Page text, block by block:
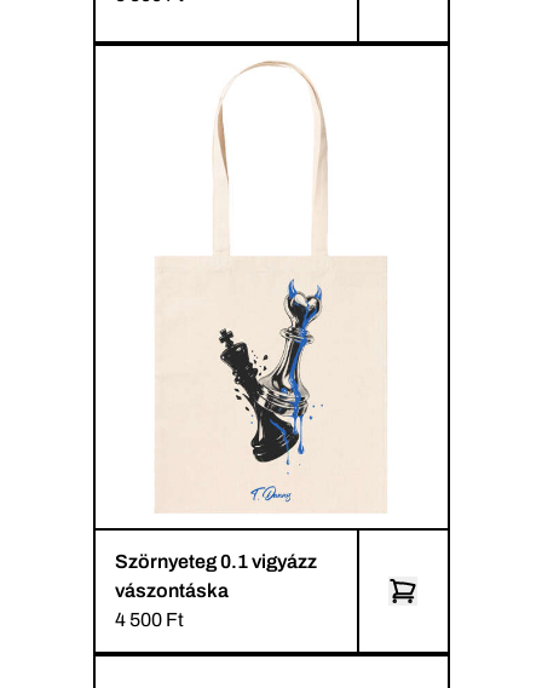
Szörnyeteg 0.1 vigyázz
vászontáska
4 500 Ft